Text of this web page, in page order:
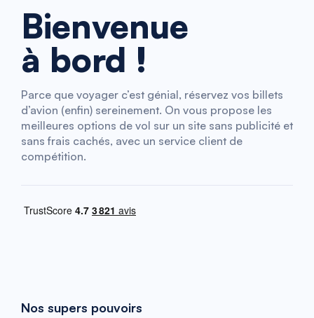
Bienvenue
à bord !
Parce que voyager c’est génial, réservez vos billets
d’avion (enfin) sereinement. On vous propose les
meilleures options de vol sur un site sans publicité et
sans frais cachés, avec un service client de
compétition.
Nos supers pouvoirs